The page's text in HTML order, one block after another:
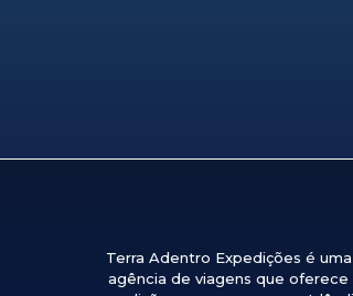
Terra Adentro Expedições é uma
agência de viagens que oferece